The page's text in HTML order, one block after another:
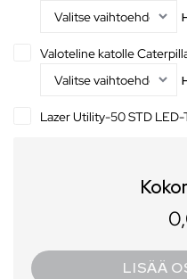
Valoteline katolle
Lazer Utility-50 STD LED-
LISÄÄ